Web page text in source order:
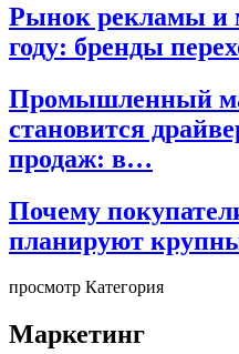
Рынок рекламы и
году: бренды
Промышленный
становится
продаж: в…
Почему
планируют
просмотр Категория
Маркетинг